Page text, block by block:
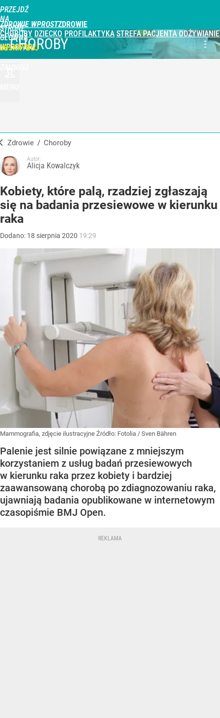
PRZEJDŹ
NA
STRONĘ
GŁÓWNĄ
WPROST.PL
ZDROWIE WPROST
CHOROBY DZIECKO PROFILAKTYKA STREFA PACJENTA ODŻYWIANIE
CHOROBY
Zdrowie / Choroby
Autor:
Alicja Kowalczyk
Kobiety, które palą, rzadziej zgłaszają
się na badania przesiewowe w kierunku
raka
Dodano: 18 sierpnia 2020 19:29
Mammografia, zdjęcie ilustracyjne Źródło: Fotolia / Sven Bähren
Palenie jest silnie powiązane z mniejszym
korzystaniem z usług badań przesiewowych
w kierunku raka przez kobiety i bardziej
zaawansowaną chorobą po zdiagnozowaniu raka,
ujawniają badania opublikowane w internetowym
czasopiśmie BMJ Open.